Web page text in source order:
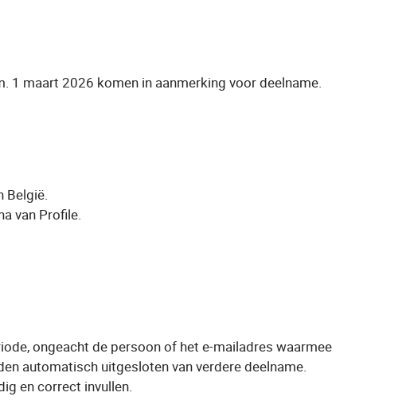
1 maart 2026 komen in aanmerking voor deelname.
België.
van Profile.
ongeacht de persoon of het e-mailadres waarmee
automatisch uitgesloten van verdere deelname.
en correct invullen.